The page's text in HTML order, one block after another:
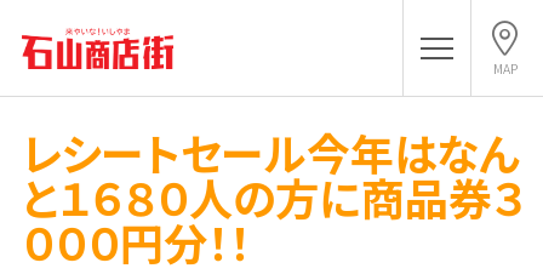
MAP
レシートセール今年はなん
と１６８０人の方に商品券３
０００円分！！